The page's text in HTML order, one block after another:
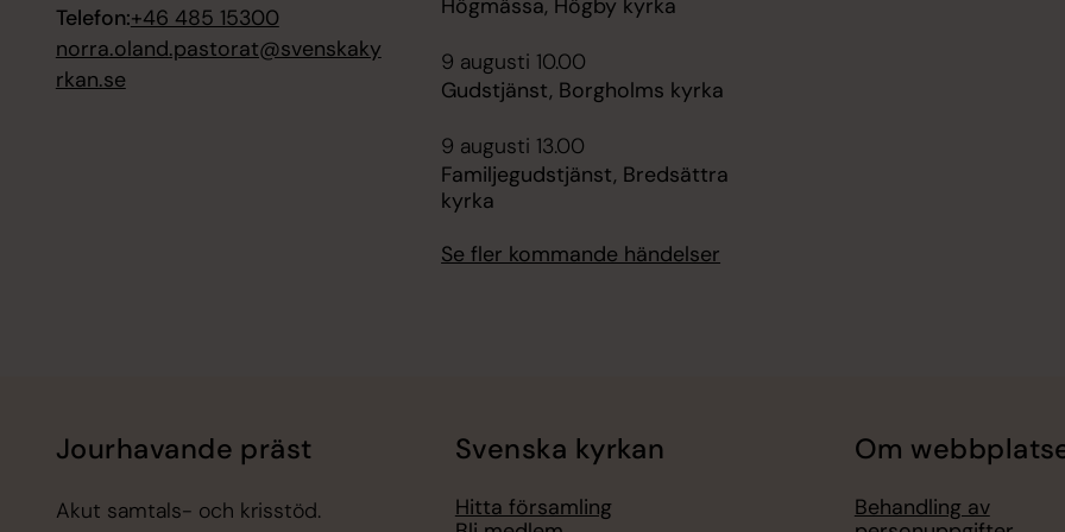
Telefon:+46 485 15300
norra.oland.pastorat@svenskaky
rkan.se
9 augusti 10.00
Gudstjänst, Borgholms kyrka
9 augusti 13.00
Familjegudstjänst, Bredsättra
kyrka
Se fler kommande händelser
Jourhavande präst
Akut samtals- och krisstöd.
Svenska kyrkan
Hitta församling
Om
Behandling av